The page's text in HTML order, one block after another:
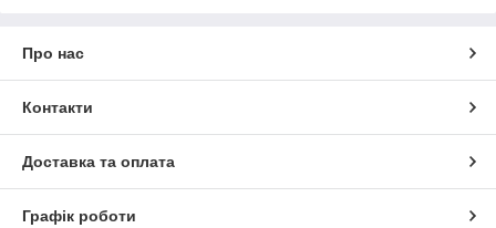
Про нас
Контакти
Доставка та оплата
Графік роботи